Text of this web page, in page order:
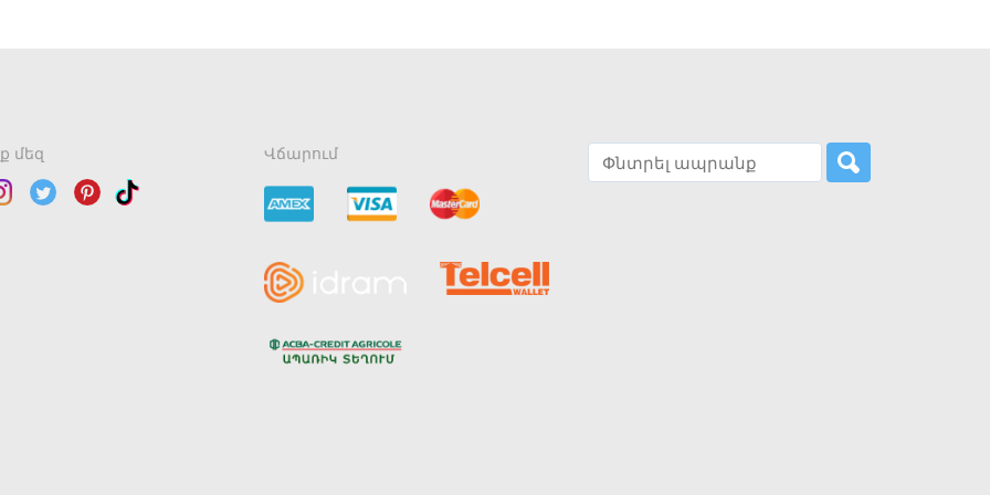
մեզ Վճարում